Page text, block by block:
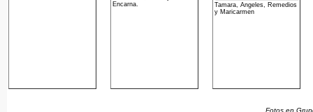
Encarna.
Tamara, Angeles, Remedios
y Maricarmen
Fotos en